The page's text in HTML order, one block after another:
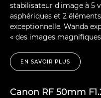
stabilisateur d'image à 5
asphériques et 2
exceptionnelle. Wanda
« des images
EN SAVOIR PLUS
Canon RF 50mm